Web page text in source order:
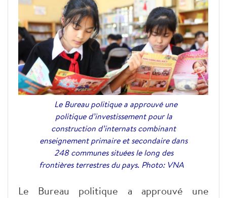
Le Bureau politique a approuvé une
politique d’investissement pour la
construction d’internats combinant
enseignement primaire et secondaire dans
248 communes situées le long des
frontières terrestres du pays. Photo: VNA
Le Bureau politique a approuvé une